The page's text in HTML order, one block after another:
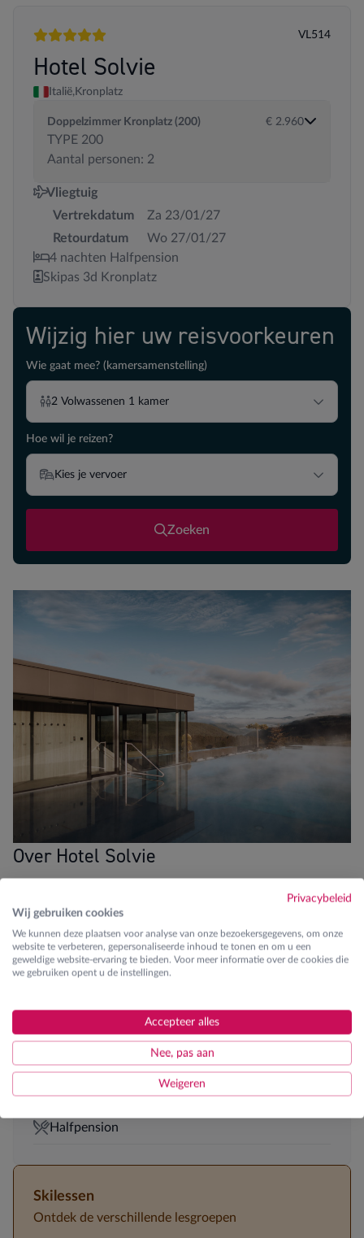
Privacybeleid
Wij gebruiken cookies
We kunnen deze plaatsen voor analyse van onze bezoekersgegevens, om onze
website te verbeteren, gepersonaliseerde inhoud te tonen en om u een
geweldige website-ervaring te bieden. Voor meer informatie over de cookies die
we gebruiken opent u de instellingen.
Accepteer alles
Nee, pas aan
Weigeren
5 sterren
VL514
Hotel Solvie
Italië, Kronplatz
Doppelzimmer Kronplatz (200)
TYPE 200
Aantal personen: 2
€ 2.960
Vliegtuig
Vertrekdatum
Za 23/01/27
Retourdatum
Wo 27/01/27
4 nachten Halfpension
Skipas 3d Kronplatz
Wijzig hier uw reisvoorkeuren
Wie gaat mee? (kamersamenstelling)
2 Volwassenen 1 kamer
Hoe wil je reizen?
Kies je vervoer
Zoeken
Over Hotel Solvie
Blikvangers
8km van dalstation
Uitgebreide spa en wellness
Fitness
5-persoonskamers aanwezig
Halfpension
Skilessen
Ontdek de verschillende lesgroepen